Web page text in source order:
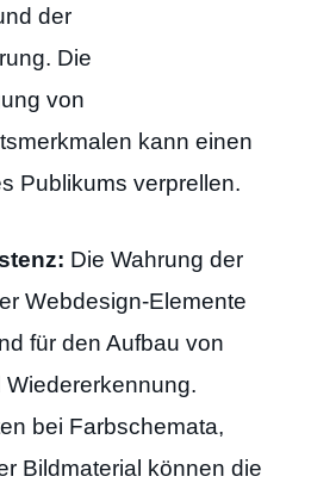
der
Die
von
kann einen
Publikums verprellen.
Die Wahrung der
Webdesign-Elemente
für den Aufbau von
Wiedererkennung.
bei Farbschemata,
Bildmaterial können die